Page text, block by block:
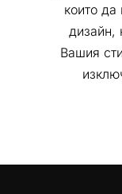
които да
дизайн,
Вашия